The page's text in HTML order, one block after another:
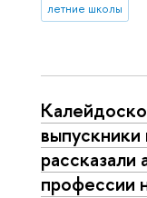
летние школы
рассказали
профессии